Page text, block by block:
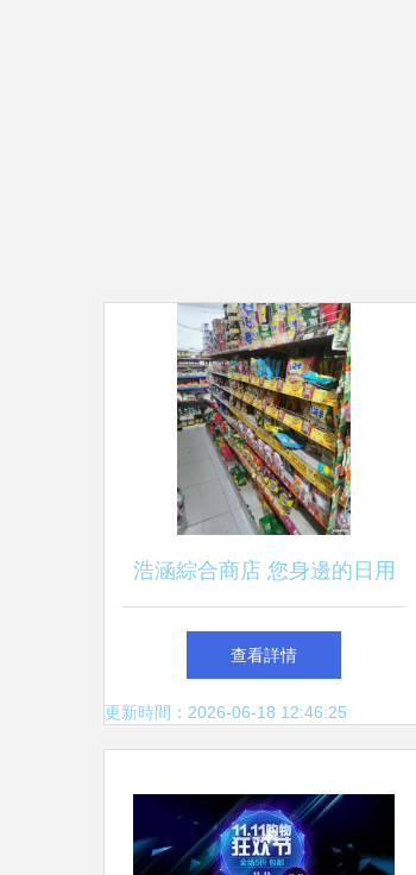
浩涵綜合商店 您身邊的日用
百貨專家
查看詳情
更新時間：2026-06-18 12:46:25